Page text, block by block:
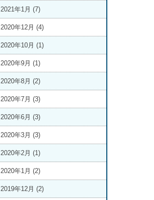
2021年1月 (7)
2020年12月 (4)
2020年10月 (1)
2020年9月 (1)
2020年8月 (2)
2020年7月 (3)
2020年6月 (3)
2020年3月 (3)
2020年2月 (1)
2020年1月 (2)
2019年12月 (2)